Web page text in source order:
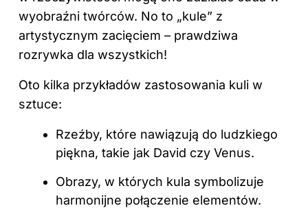
wyobraźni twórców. No to „kule” z
artystycznym zacięciem – prawdziwa
rozrywka dla wszystkich!
Oto kilka przykładów zastosowania kuli w
sztuce:
Rzeźby, które nawiązują do ludzkiego
piękna, takie jak David czy Venus.
Obrazy, w których kula symbolizuje
harmonijne połączenie elementów.